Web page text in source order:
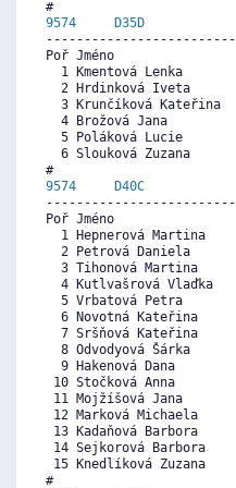
9574
D35D
Poř Jméno
1 Kmentová
2 Hrdinková
3 Krunčíková
4 Brožová
5 Poláková
6 Slouková
9574
D40C
Poř Jméno
1 Hepnerová
2 Petrová
3 Tihonová
4 Kutlvašrová
5 Vrbatová
6 Novotná
7 Sršňová
8 Odvodyová
9 Hakenová
10 Stočková
11 Mojžíšová
12 Marková
13 Kadaňová
14 Sejkorová
15 Knedlíková